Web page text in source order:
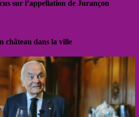
sur l’appellation de Jurançon
château dans la ville